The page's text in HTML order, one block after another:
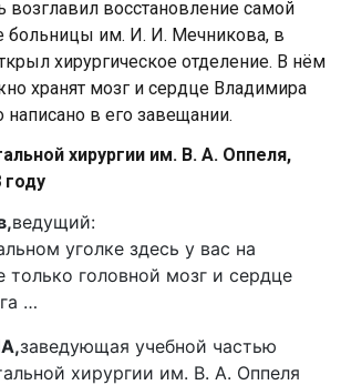
возглавил восстановление самой
больницы им. И. И. Мечникова, в
хирургическое отделение. В нём
хранят мозг и сердце Владимира
написано в его завещании.
хирургии им. В. А. Оппеля,
году
ведущий:
уголке здесь у вас на
только головной мозг и сердце
…
заведующая учебной частью
хирургии им. В. А. Оппеля